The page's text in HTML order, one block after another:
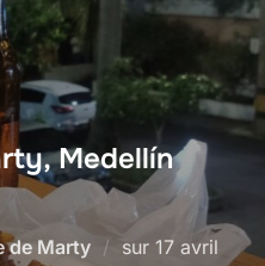
Medellín
de Marty sur Publié
17 avril